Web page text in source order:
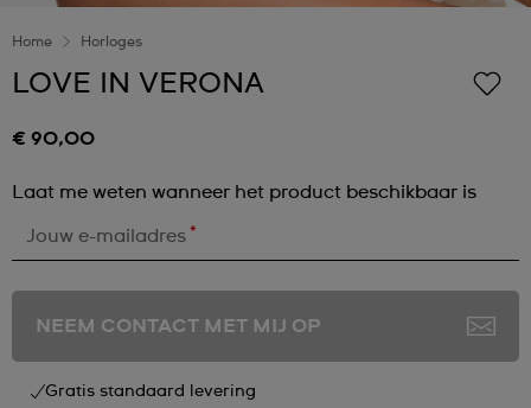
Home Horloges
LOVE IN VERONA
€ 90,00
Laat me weten wanneer het product beschikbaar is
Jouw e-mailadres *
NEEM CONTACT MET MIJ OP
Gratis standaard levering